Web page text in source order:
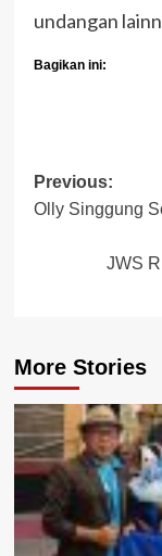
undangan
Bagikan ini:
Post
Previous:
Olly Singgung
JWS
More Stories